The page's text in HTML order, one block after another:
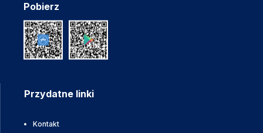
Pobierz
Przydatne linki
Kontakt